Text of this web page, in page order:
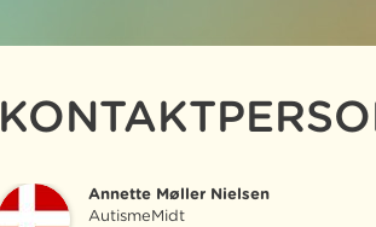
Annette Møller Nielsen
AutismeMidt